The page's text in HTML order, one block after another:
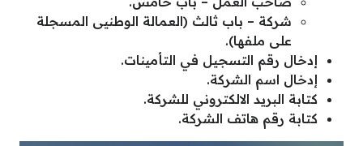
شركة – باب ثالث (العمالة الوطنيى المسجلة
على ملفها).
إدخال رقم التسجيل في التأمينات.
إدخال اسم الشركة.
كتابة البريد الالكتروني للشركة.
كتابة رقم هاتف الشركة.